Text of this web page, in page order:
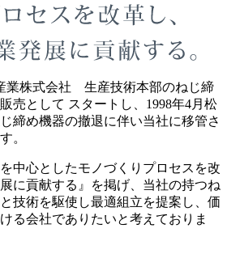
業株式会社 生産技術本部のねじ締
売として スタートし、1998年4月松
締め機器の撤退に伴い当社に移管さ
。
中心としたモノづくりプロセスを改
に貢献する』を掲げ、当社の持つね
技術を駆使し最適組立を提案し、価
る会社でありたいと考えておりま